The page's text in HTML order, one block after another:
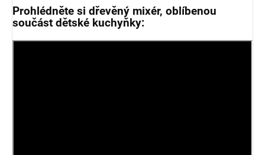
Prohlédněte si dřevěný mixér, oblíbenou
součást dětské kuchyňky: